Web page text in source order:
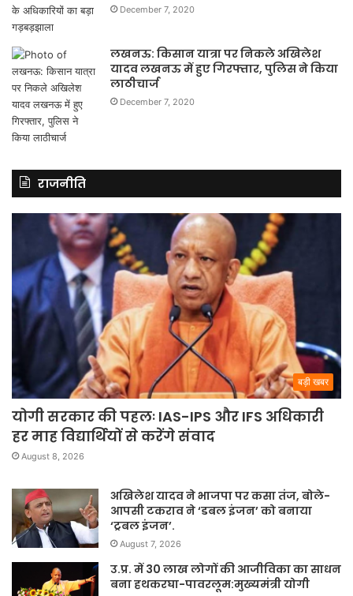
December 7, 2020
लखनऊ: किसान यात्रा पर निकले अखिलेश
यादव लखनऊ में हुए गिरफ्तार, पुलिस ने किया
लाठीचार्ज
December 7, 2020
राजनीति
बड़ी खबर
योगी सरकार की पहलः IAS-IPS और IFS अधिकारी
हर माह विद्यार्थियों से करेंगे संवाद
August 8, 2026
अखिलेश यादव ने भाजपा पर कसा तंज, बोले-
आपसी टकराव ने ‘डबल इंजन’ को बनाया
‘ट्रबल इंजन’.
August 7, 2026
उ.प्र. में 30 लाख लोगों की आजीविका का साधन
बना हथकरघा-पावरलूम:मुख्यमंत्री योगी